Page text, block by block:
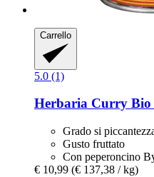
Carrello
5.0 (1)
Herbaria Curry Bio
Grado si
Gusto fruttato
Con peperoncino
€ 10,99 (€ 137,38 / kg)